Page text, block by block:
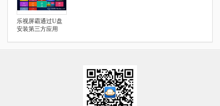
乐视屏霸通过U盘
安装第三方应用